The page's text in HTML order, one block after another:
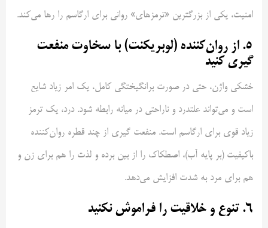
امنیت، یکی از بزرگترین «ترمزهای» روانی برای ارگاسم را رها می‌کند.
۵. از روان‌کننده (لوبریکنت) با سخاوت منفعت
گیری کنید
خشکی واژن، حتی در صورت برانگیختگی کامل، یک امر زیاد شایع
است و می‌تواند علتدرد و ناراحتی در میانه رابطه شود. درد، یک ترمز
زیاد قوی برای ارگاسم است. منفعت گیری از چند قطره روان‌کننده
باکیفیت (بر پایه آب)، اصطکاک را از بین برده و لذت را هم برای زن و
هم برای مرد به شدت افزایش می‌دهد.
۶. تنوع و خلاقیت را فراموش نکنید